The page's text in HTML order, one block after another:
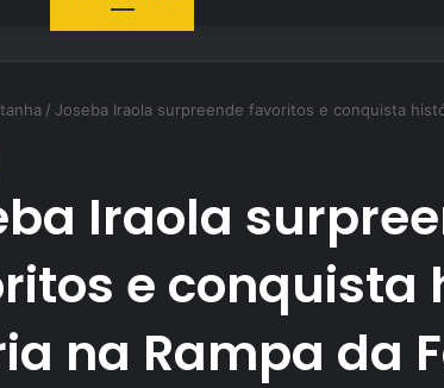
/ Joseba Iraola surpreende favoritos e conquista
Iraola
e conquista
na Rampa da